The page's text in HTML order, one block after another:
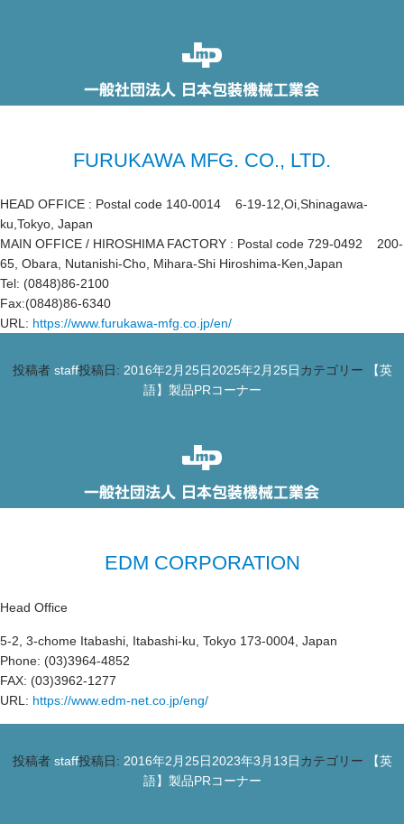
FURUKAWA MFG. CO., LTD.
HEAD OFFICE : Postal code 140-0014 6-19-12,Oi,Shinagawa-
ku,Tokyo, Japan
MAIN OFFICE / HIROSHIMA FACTORY : Postal code 729-0492 200-
65, Obara, Nutanishi-Cho, Mihara-Shi Hiroshima-Ken,Japan
Tel: (0848)86-2100
Fax:(0848)86-6340
URL: https://www.furukawa-mfg.co.jp/en/
投稿者 staff投稿日: 2016年2月25日2025年2月25日 カテゴリー
【英
語】製品PRコーナー
EDM CORPORATION
Head Office
5-2, 3-chome Itabashi, Itabashi-ku, Tokyo 173-0004, Japan
Phone: (03)3964-4852
FAX: (03)3962-1277
URL: https://www.edm-net.co.jp/eng/
投稿者 staff投稿日: 2016年2月25日2023年3月13日 カテゴリー
【英
語】製品PRコーナー